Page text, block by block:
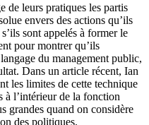
de leurs pratiques les partis
envers des actions qu’ils
sont appelés à former le
pour montrer qu’ils
du management public,
Dans un article récent, Ian
les limites de cette technique
à l’intérieur de la fonction
grandes quand on considère
des politiques.